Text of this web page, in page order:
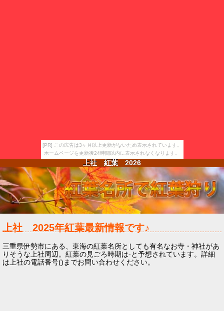
[PR] この広告は3ヶ月以上更新がないため表示されています。
ホームページを更新後24時間以内に表示されなくなります。
上社 紅葉 2026
上社 2025年紅葉最新情報です♪
三重県伊勢市にある、東海の紅葉名所としても有名なお寺・神社があ
りそうな上社周辺。紅葉の見ごろ時期は-と予想されています。詳細
は上社の電話番号()までお問い合わせください。